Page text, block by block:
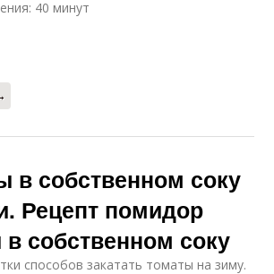
40 минут
в собственном соку
Рецепт помидор
собственном соку
способов закатать томаты на зиму.